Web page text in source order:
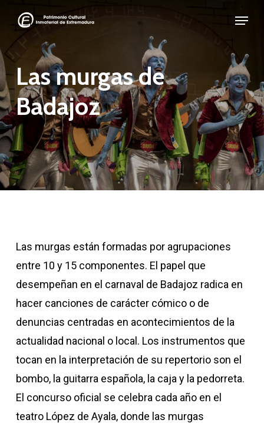
main
content
Menu
Las murgas de
Badajoz
Las murgas están formadas por agrupaciones
entre 10 y 15 componentes. El papel que
desempeñan en el carnaval de Badajoz radica en
hacer canciones de carácter cómico o de
denuncias centradas en acontecimientos de la
actualidad nacional o local. Los instrumentos que
tocan en la interpretación de su repertorio son el
bombo, la guitarra española, la caja y la pedorreta.
El concurso oficial se celebra cada año en el
teatro López de Ayala, donde las murgas
Menu